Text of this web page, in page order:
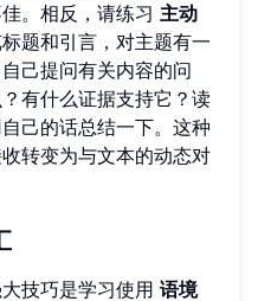
。相反，请练习 主动
题和引言，对主题有一
己提问有关内容的问
有什么证据支持它？读
己的话总结一下。这种
转变为与文本的动态对
技巧是学习使用 语境